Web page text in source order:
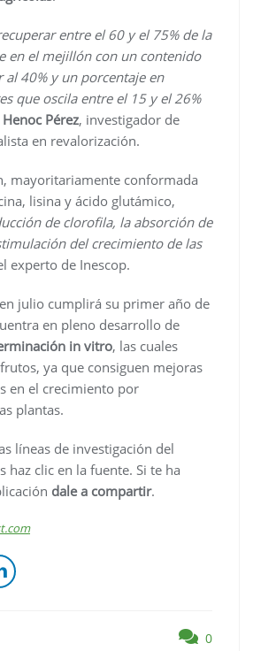
entre el 60 y el 75% de la
en el mejillón con un contenido
40% y un porcentaje en
que oscila entre el 15 y el 26%
Henoc Pérez, investigador de
en revalorización.
mayoritariamente conformada
lisina y ácido glutámico,
de clorofila, la absorción de
del crecimiento de las
experto de Inescop.
julio cumplirá su primer año de
en pleno desarrollo de
in vitro, las cuales
ya que consiguen mejoras
en el crecimiento por
plantas.
líneas de investigación del
haz clic en la fuente. Si te ha
dale a compartir.
0